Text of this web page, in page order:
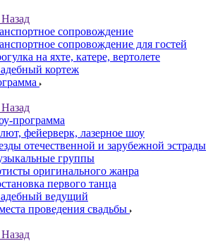
Назад
сопровождение
сопровождение для гостей
на яхте, катере, вертолете
кортеж
Назад
программа
фейерверк, лазерное шоу
отечественной и зарубежной эстрады
группы
оригинального жанра
первого танца
ведущий
проведения свадьбы
Назад